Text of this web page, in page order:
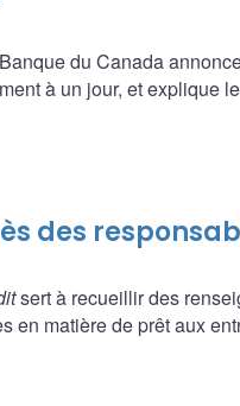
du Canada
à un jour, et explique
des
sert à recueillir des
en matière de prêt aux